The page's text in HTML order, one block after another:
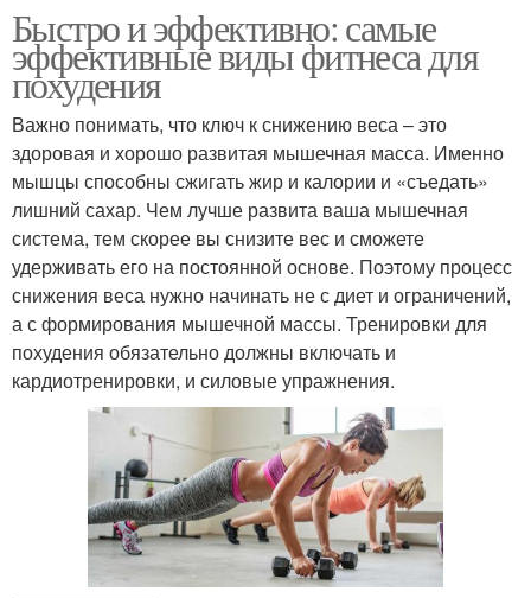
Быстро и эффективно: самые
эффективные виды фитнеса для
похудения
Важно понимать, что ключ к снижению веса – это
здоровая и хорошо развитая мышечная масса. Именно
мышцы способны сжигать жир и калории и «съедать»
лишний сахар. Чем лучше развита ваша мышечная
система, тем скорее вы снизите вес и сможете
удерживать его на постоянной основе. Поэтому процесс
снижения веса нужно начинать не с диет и ограничений,
а с формирования мышечной массы. Тренировки для
похудения обязательно должны включать и
кардиотренировки, и силовые упражнения.